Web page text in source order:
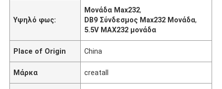
Υψηλό φως:
Μονάδα Max232,
DB9 Σύνδεσμος Max232 Μονάδα,
5.5V MAX232 μονάδα
Place of Origin China
Μάρκα creatall